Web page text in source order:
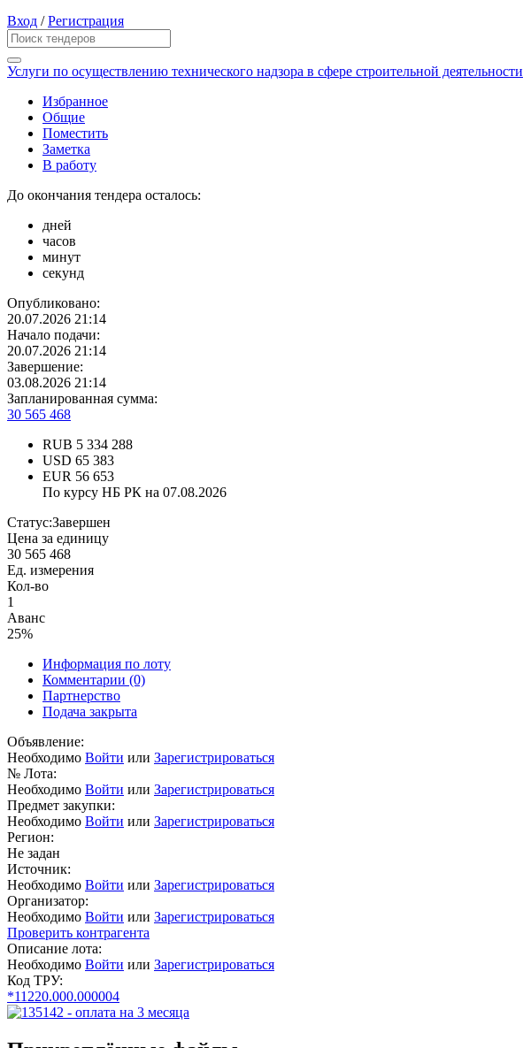
Вход /Регистрация
Услуги по осуществлению технического надзора в сфере строительной деятельности
Избранное
Общие
Поместить
Заметка
В работу
До окончания тендера осталось:
дней
часов
минут
секунд
Опубликовано:
20.07.2026 21:14
Начало подачи:
20.07.2026 21:14
Завершение:
03.08.2026 21:14
Запланированная сумма:
30 565 468
RUB 5 334 288
USD 65 383
EUR 56 653
По курсу НБ РК на 07.08.2026
Статус:Завершен
Цена за единицу
30 565 468
Ед. измерения
Кол-во
1
Аванс
25%
Информация по лоту
Комментарии (0)
Партнерство
Подача закрыта
Объявление:
Необходимо Войти или Зарегистрироваться
№ Лота:
Необходимо Войти или Зарегистрироваться
Предмет закупки:
Необходимо Войти или Зарегистрироваться
Регион:
Не задан
Источник:
Необходимо Войти или Зарегистрироваться
Организатор:
Необходимо Войти или Зарегистрироваться
Проверить контрагента
Описание лота:
Необходимо Войти или Зарегистрироваться
Код ТРУ:
*11220.000.000004